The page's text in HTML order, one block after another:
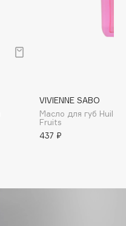
VIVIENNE SABO
Масло для губ Huile
Fruits
437 ₽